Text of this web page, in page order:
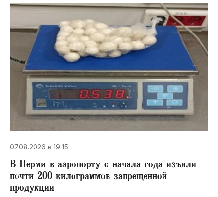
07.08.2026 в 19:15
В Перми в аэропорту с начала года изъяли
почти 200 килограммов запрещенной
продукции